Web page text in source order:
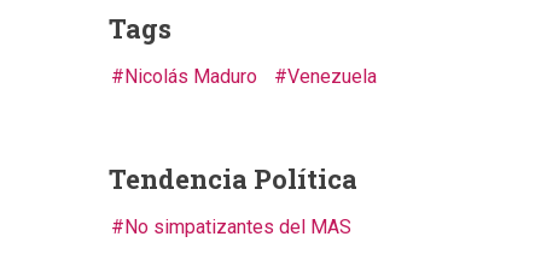
Tags
Nicolás Maduro Venezuela
Tendencia Política
No simpatizantes del MAS